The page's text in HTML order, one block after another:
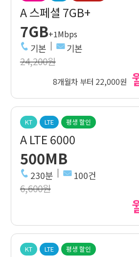
A 스페셜 7GB+
7GB+1Mbps
기본 기본
24,200원
8개월차 부터 22,000원
KT LTE 평생 할인
A LTE 6000
500MB
230분 100건
6,600원
KT LTE 평생 할인